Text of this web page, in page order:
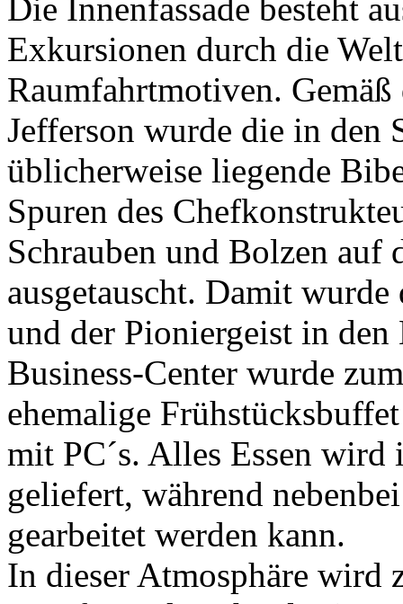
Die Innenfassade besteht
Exkursionen durch die
Raumfahrtmotiven.
Jefferson wurde die in den
üblicherweise liegende
Spuren des
Schrauben und Bolzen auf
ausgetauscht. Damit
und der Pioniergeist in
Business-Center wurde
ehemalige
mit PC´s. Alles Essen
geliefert, während
gearbeitet werden kann.
In dieser Atmosphäre wird